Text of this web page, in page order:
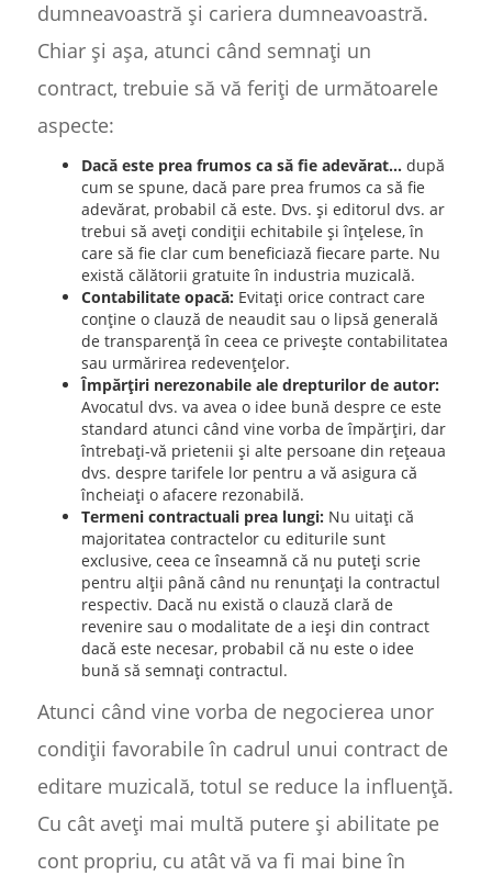
dumneavoastră și cariera dumneavoastră.
Chiar și așa, atunci când semnați un
contract, trebuie să vă feriți de următoarele
aspecte:
Dacă este prea frumos ca să fie adevărat... după
cum se spune, dacă pare prea frumos ca să fie
adevărat, probabil că este. Dvs. și editorul dvs. ar
trebui să aveți condiții echitabile și înțelese, în
care să fie clar cum beneficiază fiecare parte. Nu
există călătorii gratuite în industria muzicală.
Contabilitate opacă: Evitați orice contract care
conține o clauză de neaudit sau o lipsă generală
de transparență în ceea ce privește contabilitatea
sau urmărirea redevențelor.
Împărțiri nerezonabile ale drepturilor de autor:
Avocatul dvs. va avea o idee bună despre ce este
standard atunci când vine vorba de împărțiri, dar
întrebați-vă prietenii și alte persoane din rețeaua
dvs. despre tarifele lor pentru a vă asigura că
încheiați o afacere rezonabilă.
Termeni contractuali prea lungi: Nu uitați că
majoritatea contractelor cu editurile sunt
exclusive, ceea ce înseamnă că nu puteți scrie
pentru alții până când nu renunțați la contractul
respectiv. Dacă nu există o clauză clară de
revenire sau o modalitate de a ieși din contract
dacă este necesar, probabil că nu este o idee
bună să semnați contractul.
Atunci când vine vorba de negocierea unor
condiții favorabile în cadrul unui contract de
editare muzicală, totul se reduce la influență.
Cu cât aveți mai multă putere și abilitate pe
cont propriu, cu atât vă va fi mai bine în